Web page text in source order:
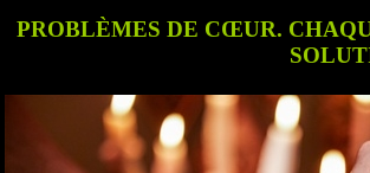
PROBLÈMES DE CŒUR.